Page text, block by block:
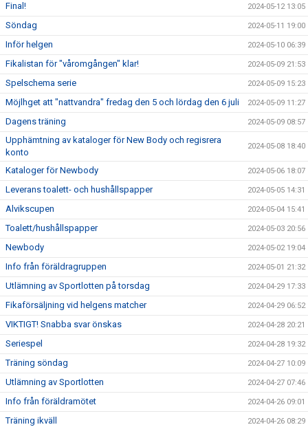
Final! 2024-05-12 13:05
Söndag 2024-05-11 19:00
Inför helgen 2024-05-10 06:39
Fikalistan för "våromgången" klar! 2024-05-09 21:53
Spelschema serie 2024-05-09 15:23
Möjlhget att "nattvandra" fredag den 5 och lördag den 6 juli 2024-05-09 11:27
Dagens träning 2024-05-09 08:57
Upphämtning av kataloger för New Body och regisrera
konto
2024-05-08 18:40
Kataloger för Newbody 2024-05-06 18:07
Leverans toalett- och hushållspapper 2024-05-05 14:31
Alvikscupen 2024-05-04 15:41
Toalett/hushållspapper 2024-05-03 20:56
Newbody 2024-05-02 19:04
Info från föräldragruppen 2024-05-01 21:32
Utlämning av Sportlotten på torsdag 2024-04-29 17:33
Fikaförsäljning vid helgens matcher 2024-04-29 06:52
VIKTIGT! Snabba svar önskas 2024-04-28 20:21
Seriespel 2024-04-28 19:32
Träning söndag 2024-04-27 10:09
Utlämning av Sportlotten 2024-04-27 07:46
Info från föräldramötet 2024-04-26 09:01
Träning ikväll 2024-04-26 08:29